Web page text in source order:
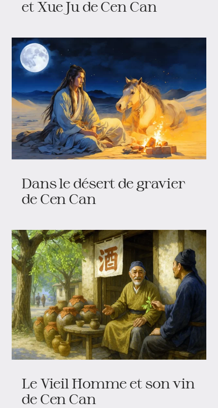
et Xue Ju de Cen Can
Dans le désert de gravier
de Cen Can
Le Vieil Homme et son vin
de Cen Can